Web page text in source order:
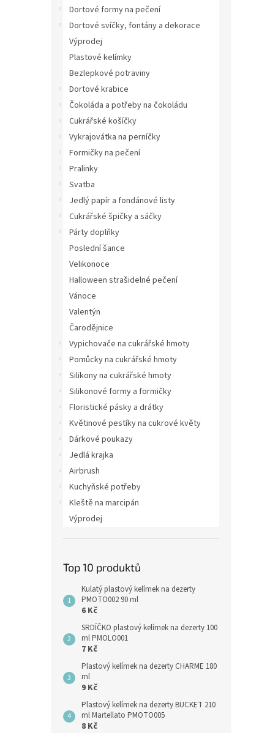
Dortové formy na pečení
Dortové svíčky, fontány a dekorace
Výprodej
Plastové kelímky
Bezlepkové potraviny
Dortové krabice
Čokoláda a potřeby na čokoládu
Cukrářské košíčky
Vykrajovátka na perníčky
Formičky na pečení
Pralinky
Svatba
Jedlý papír a fondánové listy
Cukrářské špičky a sáčky
Párty doplňky
Poslední šance
Velikonoce
Halloween strašidelné pečení
Vánoce
Valentýn
Čarodějnice
Vypichovače na cukrářské hmoty
Pomůcky na cukrářské hmoty
Silikony na cukrářské hmoty
Silikonové formy a formičky
Floristické pásky a drátky
Květinové pestíky na cukrové květy
Dárkové poukazy
Jedlá krajka
Airbrush
Kuchyňské potřeby
Kleště na marcipán
Výprodej
Top 10 produktů
Kulatý plastový kelímek na dezerty
PMOTO002 90 ml
6 Kč
SRDÍČKO plastový kelímek na dezerty 100
ml PMOLO001
7 Kč
Plastový kelímek na dezerty CHARME 180
ml
9 Kč
Plastový kelímek na dezerty BUCKET 210
ml Martellato PMOTO005
8 Kč